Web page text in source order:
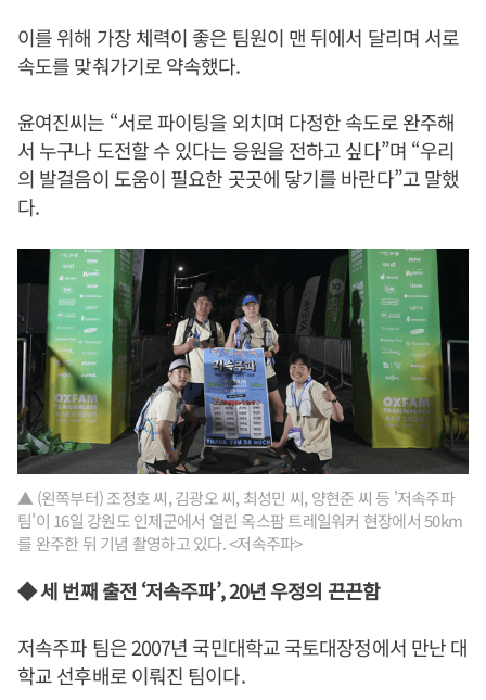
이를 위해 가장 체력이 좋은 팀원이 맨 뒤에서 달리며 서로
속도를 맞춰가기로 약속했다.
윤여진씨는 “서로 파이팅을 외치며 다정한 속도로 완주해
서 누구나 도전할 수 있다는 응원을 전하고 싶다”며 “우리
의 발걸음이 도움이 필요한 곳곳에 닿기를 바란다”고 말했
다.
▲ (왼쪽부터) 조정호 씨, 김광오 씨, 최성민 씨, 양현준 씨 등 '저속주파
팀'이 16일 강원도 인제군에서 열린 옥스팜 트레일워커 현장에서 50km
를 완주한 뒤 기념 촬영하고 있다. <저속주파>
◆ 세 번째 출전 ‘저속주파’, 20년 우정의 끈끈함
저속주파 팀은 2007년 국민대학교 국토대장정에서 만난 대
학교 선후배로 이뤄진 팀이다.